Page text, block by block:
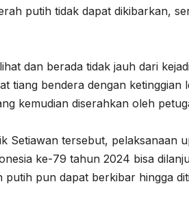
putih tidak dapat dikibarkan,
dan berada tidak jauh dari
tiang bendera dengan
kemudian diserahkan oleh
Setiawan tersebut, pelaksanaan
ke-79 tahun 2024 bisa
putih pun dapat berkibar hingga